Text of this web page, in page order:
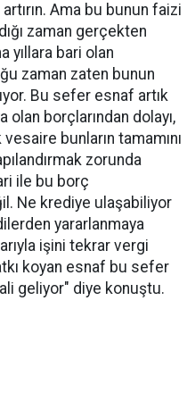
artırın. Ama bu bunun faizi
zaman gerçekten
yıllara bari olan
zaman zaten bunun
Bu sefer esnaf artık
olan borçlarından dolayı,
bunların tamamını
zorunda
ile bu borç
Ne krediye ulaşabiliyor
yararlanmaya
işini tekrar vergi
koyan esnaf bu sefer
geliyor" diye konuştu.